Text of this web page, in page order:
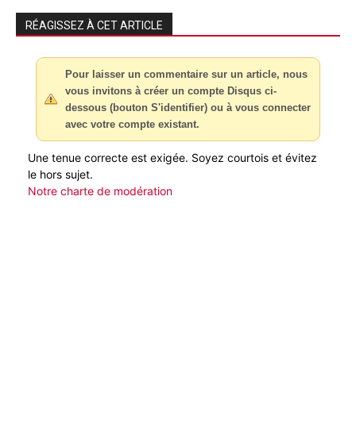
RÉAGISSEZ À CET ARTICLE
Pour laisser un commentaire sur un article, nous
vous invitons à créer un compte Disqus ci-
dessous (bouton S'identifier) ou à vous connecter
avec votre compte existant.
Une tenue correcte est exigée. Soyez courtois et évitez
le hors sujet.
Notre charte de modération